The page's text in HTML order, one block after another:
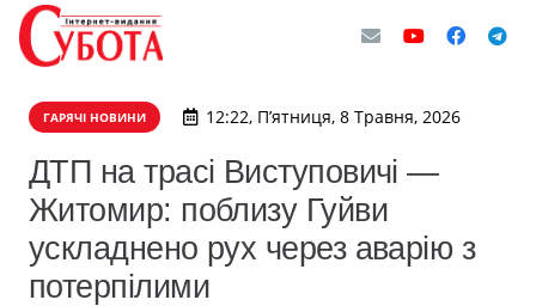
ГАРЯЧІ НОВИНИ 12:22, П’ятниця, 8 Травня, 2026
ДТП на трасі Виступовичі —
Житомир: поблизу Гуйви
ускладнено рух через аварію з
потерпілими